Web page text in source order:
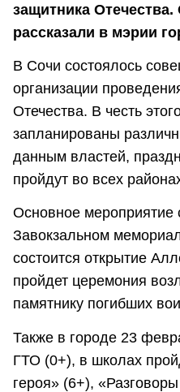
защитника
рассказали в мэрии
В Сочи состоялось
организации
Отечества. В честь
запланированы
данным властей,
пройдут во всех
Основное мероприятие
Завокзальном
состоится открытие
пройдет церемония
памятнику погибших
Также в городе 23
ГТО (0+), в школах
героя» (6+),